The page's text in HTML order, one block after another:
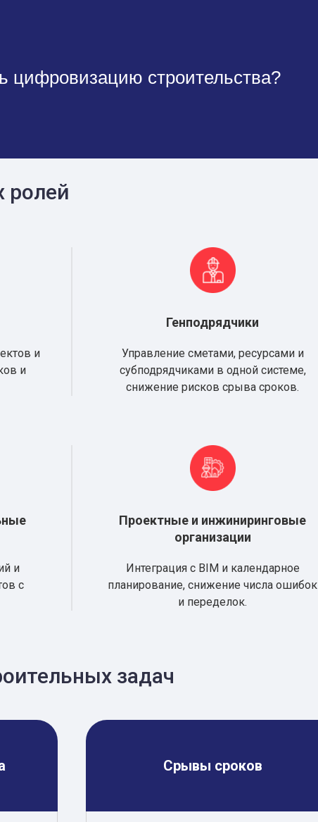
цифровизацию строительства?
ролей
и
и
Генподрядчики
Управление сметами, ресурсами и
субподрядчиками в одной системе,
снижение рисков срыва сроков.
и
с
Проектные и инжиниринговые
организации
Интеграция с BIM и календарное
планирование, снижение числа ошибок
и переделок.
задач
Срывы сроков